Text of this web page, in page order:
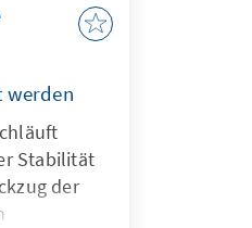
werden
Stabilität
der